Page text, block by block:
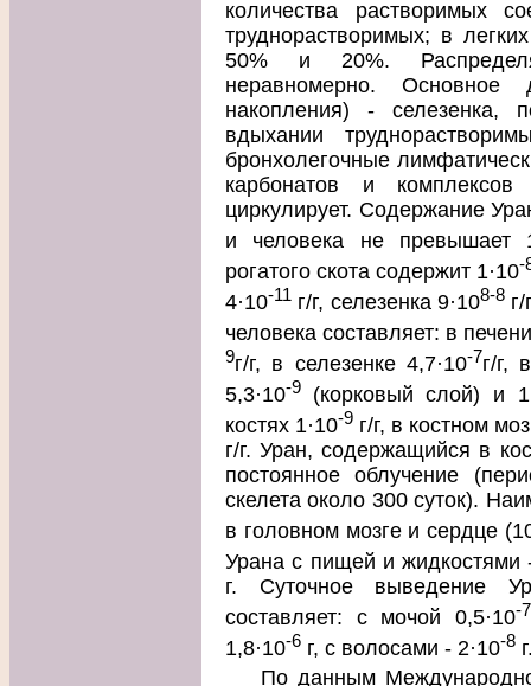
количества растворимых
труднорастворимых; в
50% и 20%.
неравномерно.
накопления) - селезенка,
вдыхании
бронхолегочные
карбонатов и
циркулирует. Содержание
и человека не превышает
рогатого скота содержит 1·10-
4·10-11 г/г, селезенка 9·108-8г/
человека составляет: в
9г/г, в селезенке 4,7·10-7г/г,
5,3·10-9 (корковый слой) и
костях 1·10-9 г/г, в костном
г/г. Уран, содержащийся в
постоянное облучение
скелета около 300 суток).
в головном мозге и сердце
Урана с пищей и жидкостями
г. Суточное выведение
составляет: с мочой 0,5·10-7
1,8·10-6 г, с волосами - 2·10-8
По данным